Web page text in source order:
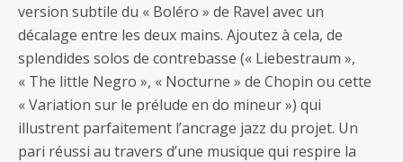
version subtile du « Boléro » de Ravel avec un
décalage entre les deux mains. Ajoutez à cela, de
splendides solos de contrebasse (« Liebestraum »,
« The little Negro », « Nocturne » de Chopin ou cette
« Variation sur le prélude en do mineur ») qui
illustrent parfaitement l’ancrage jazz du projet. Un
pari réussi au travers d’une musique qui respire la